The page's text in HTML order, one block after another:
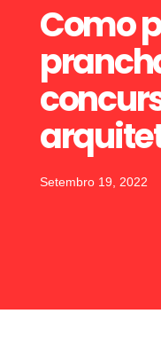
Como
Setembro 19, 2022